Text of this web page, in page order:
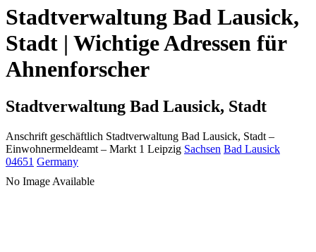
Stadtverwaltung Bad Lausick,
Stadt | Wichtige Adressen für
Ahnenforscher
Stadtverwaltung Bad Lausick, Stadt
Anschrift geschäftlich Stadtverwaltung Bad Lausick, Stadt –
Einwohnermeldeamt – Markt 1 Leipzig Sachsen Bad Lausick
04651 Germany
No Image Available